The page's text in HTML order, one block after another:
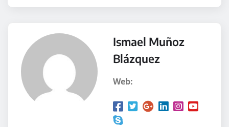
Ismael Muñoz
Blázquez
Web: